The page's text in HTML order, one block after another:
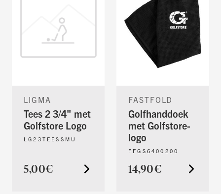
LIGMA
Tees 2 3/4" met
Golfstore Logo
LG23TEESSMU
5,00€
FASTFOLD
Golfhanddoek
met Golfstore-
logo
FFGS6400200
14,90€